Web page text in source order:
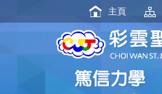
主頁